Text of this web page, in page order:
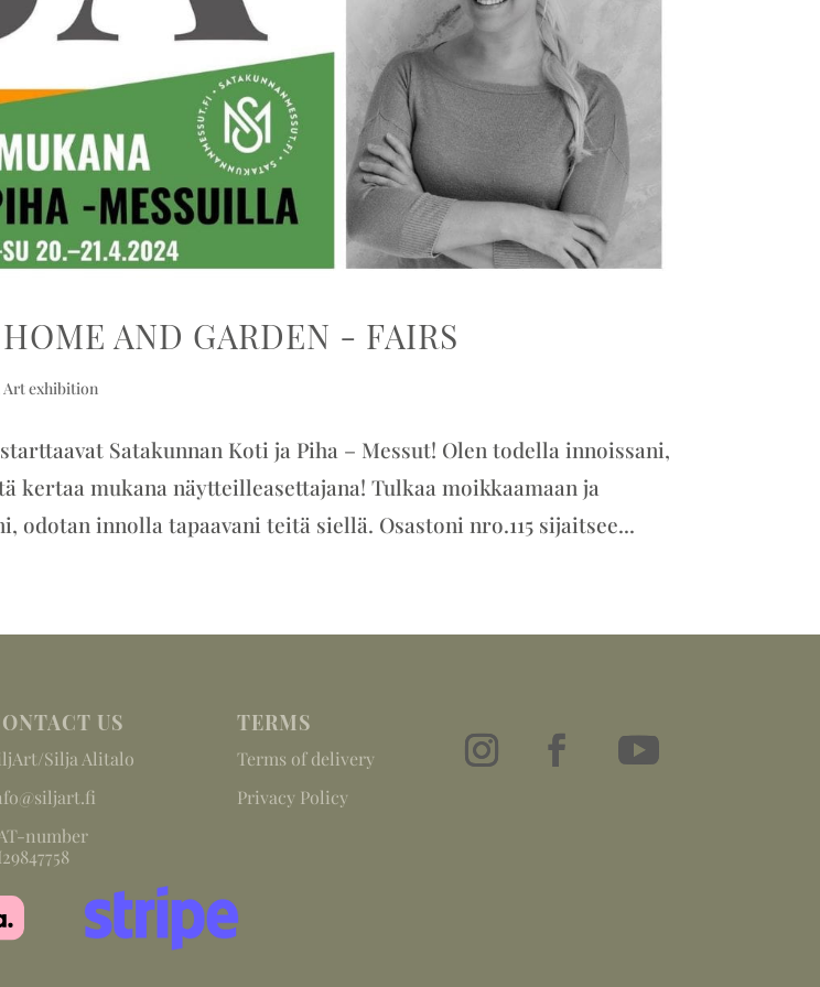
AND GARDEN - FAIRS
Art exhibition
Satakunnan Koti ja Piha – Messut! Olen todella innoissani,
kertaa mukana näytteilleasettajana! Tulkaa moikkaamaan ja
odotan innolla tapaavani teitä siellä. Osastoni nro.115 sijaitsee...
US
Silja Alitalo
number
TERMS
Terms of delivery
Privacy Policy